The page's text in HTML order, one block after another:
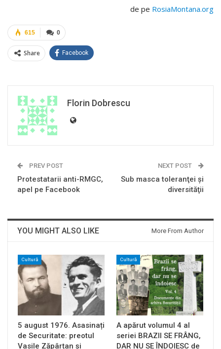
de pe RosiaMontana.org
0
615
Share Facebook
Florin Dobrescu
PREV POST
Protestatarii anti-RMGC,
apel pe Facebook
NEXT POST
Sub masca toleranţei şi
diversităţii
YOU MIGHT ALSO LIKE More From Author
Cultură
5 august 1976. Asasinați
de Securitate: preotul
Vasile Zăpârțan și
Cultură
A apărut volumul 4 al
seriei BRAZII SE FRÂNG,
DAR NU SE ÎNDOIESC de